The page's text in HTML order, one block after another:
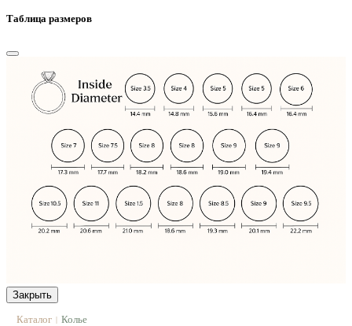
Таблица размеров
Закрыть
Каталог | Колье